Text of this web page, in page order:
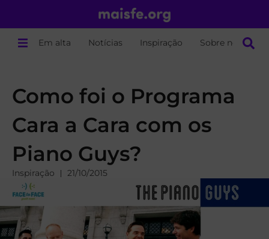
Em alta Notícias Inspiração Sobre nós
Como foi o Programa
Cara a Cara com os
Piano Guys?
Inspiração 21/10/2015